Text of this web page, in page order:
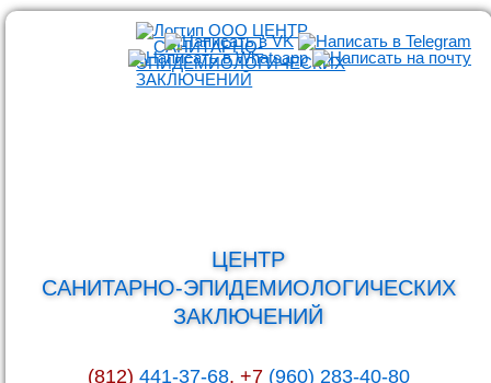
ЦЕНТР
САНИТАРНО-ЭПИДЕМИОЛОГИЧЕСКИХ
ЗАКЛЮЧЕНИЙ
(812) 441-37-68, +7 (960) 283-40-80